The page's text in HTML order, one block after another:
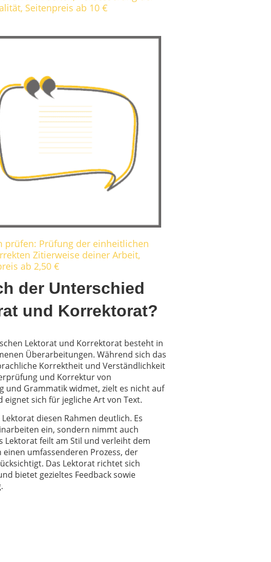
Seitenpreis ab 10 €
prüfen: Prüfung der einheitlichen
Zitierweise deiner Arbeit,
ab 2,50 €
der Unterschied
und Korrektorat?
Lektorat und Korrektorat besteht in
Überarbeitungen. Während sich das
Korrektheit und Verständlichkeit
und Korrektur von
und Grammatik widmet, zielt es nicht auf
sich für jegliche Art von Text.
diesen Rahmen deutlich. Es
ein, sondern nimmt auch
Lektorat feilt am Stil und verleiht dem
umfassenderen Prozess, der
Das Lektorat richtet sich
bietet gezieltes Feedback sowie